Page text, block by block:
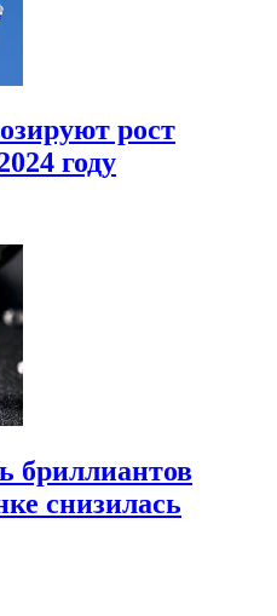
рост
году
бриллиантов
снизилась